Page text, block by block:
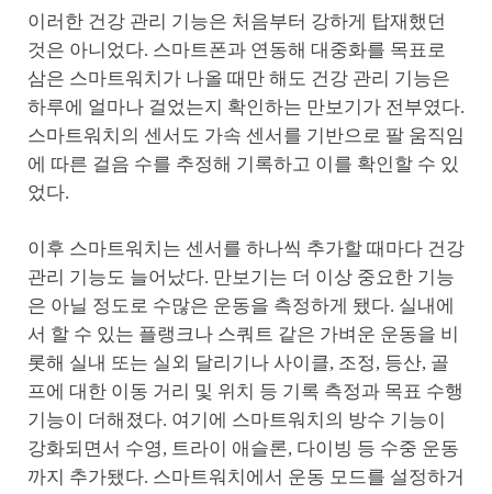
이러한 건강 관리 기능은 처음부터 강하게 탑재했던
것은 아니었다. 스마트폰과 연동해 대중화를 목표로
삼은 스마트워치가 나올 때만 해도 건강 관리 기능은
하루에 얼마나 걸었는지 확인하는 만보기가 전부였다.
스마트워치의 센서도 가속 센서를 기반으로 팔 움직임
에 따른 걸음 수를 추정해 기록하고 이를 확인할 수 있
었다.
이후 스마트워치는 센서를 하나씩 추가할 때마다 건강
관리 기능도 늘어났다. 만보기는 더 이상 중요한 기능
은 아닐 정도로 수많은 운동을 측정하게 됐다. 실내에
서 할 수 있는 플랭크나 스쿼트 같은 가벼운 운동을 비
롯해 실내 또는 실외 달리기나 사이클, 조정, 등산, 골
프에 대한 이동 거리 및 위치 등 기록 측정과 목표 수행
기능이 더해졌다. 여기에 스마트워치의 방수 기능이
강화되면서 수영, 트라이 애슬론, 다이빙 등 수중 운동
까지 추가됐다. 스마트워치에서 운동 모드를 설정하거